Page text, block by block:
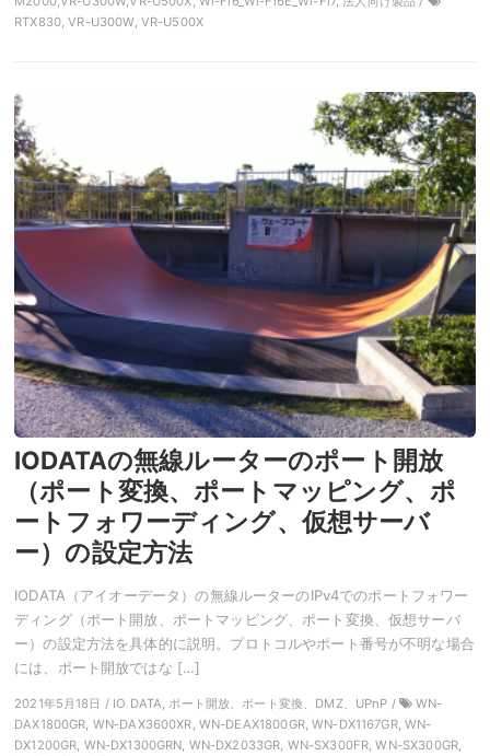
RTX830, VR-U300W, VR-U500X
IODATAの無線ルーターのポート開放
（ポート変換、ポートマッピング、ポ
ートフォワーディング、仮想サーバ
ー）の設定方法
IODATA（アイオーデータ）の無線ルーターのIPv4でのポートフォワー
ディング（ポート開放、ポートマッピング、ポート変換、仮想サーバ
ー）の設定方法を具体的に説明。プロトコルやポート番号が不明な場合
には、ポート開放ではな […]
2021年5月18日 / IO DATA, ポート開放、ポート変換、DMZ、UPnP /
WN-
DAX1800GR, WN-DAX3600XR, WN-DEAX1800GR, WN-DX1167GR, WN-
DX1200GR, WN-DX1300GRN, WN-DX2033GR, WN-SX300FR, WN-SX300GR,